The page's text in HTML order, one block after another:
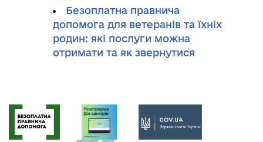
Безоплатна правнича
допомога для ветеранів та їхніх
родин: які послуги можна
отримати та як звернутися